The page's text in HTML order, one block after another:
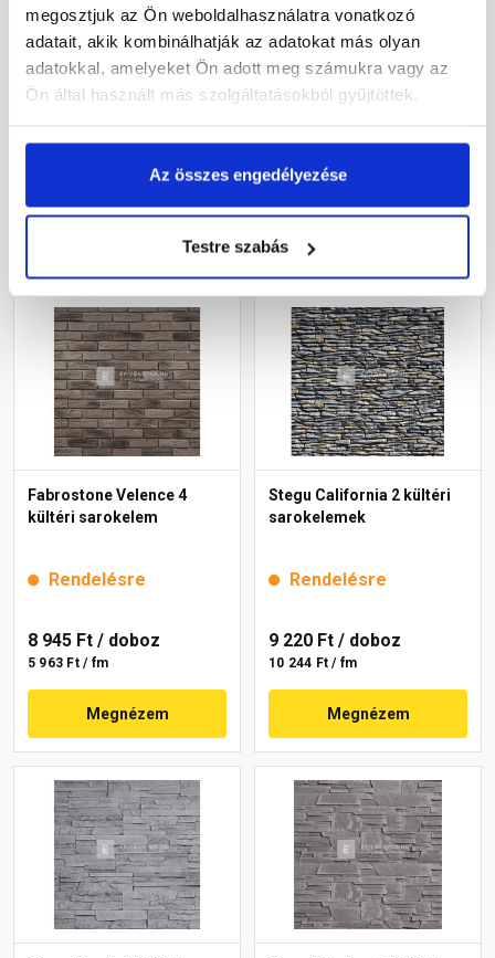
megosztjuk az Ön weboldalhasználatra vonatkozó
adatait, akik kombinálhatják az adatokat más olyan
adatokkal, amelyeket Ön adott meg számukra vagy az
Ön által használt más szolgáltatásokból gyűjtöttek.
Az összes engedélyezése
Testre szabás
Fabrostone Barcelona 2
beltéri falburkoló lap
Rendelésre
/ doboz
Fabrostone Loft 3 kültéri
falburkoló lap
Rendelésre
17 790 Ft
Fabrostone Velence 4
kültéri sarokelem
Rendelésre
8 945 Ft / doboz
5 963 Ft / fm
Megnézem
Stegu California 2 kültéri
sarokelemek
Rendelésre
9 220 Ft / doboz
10 244 Ft / fm
Megnézem